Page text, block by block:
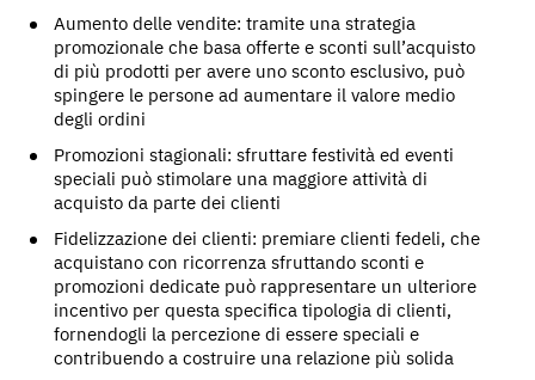
Aumento delle vendite: tramite una strategia
promozionale che basa offerte e sconti sull’acquisto
di più prodotti per avere uno sconto esclusivo, può
spingere le persone ad aumentare il valore medio
degli ordini
Promozioni stagionali: sfruttare festività ed eventi
speciali può stimolare una maggiore attività di
acquisto da parte dei clienti
Fidelizzazione dei clienti: premiare clienti fedeli, che
acquistano con ricorrenza sfruttando sconti e
promozioni dedicate può rappresentare un ulteriore
incentivo per questa specifica tipologia di clienti,
fornendogli la percezione di essere speciali e
contribuendo a costruire una relazione più solida